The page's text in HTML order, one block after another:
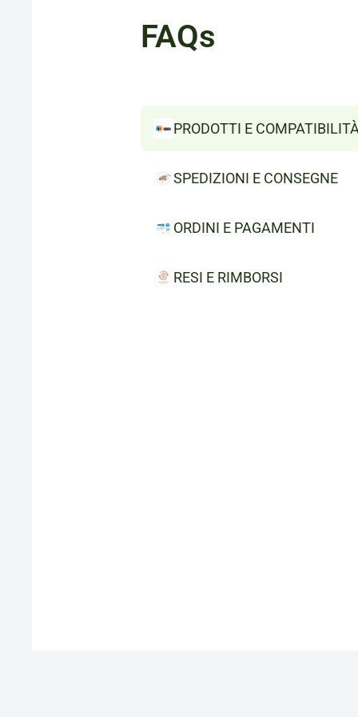
FAQs
PRODOTTI E COMPATIBILITÀ
SPEDIZIONI E CONSEGNE
ORDINI E PAGAMENTI
RESI E RIMBORSI